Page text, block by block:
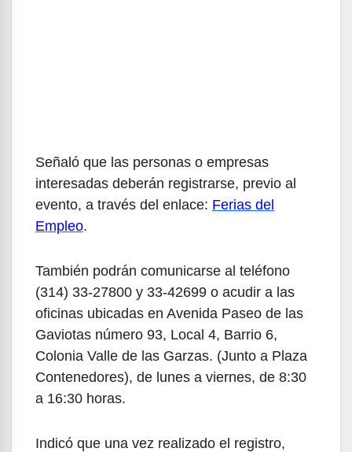
Señaló que las personas o empresas
interesadas deberán registrarse, previo al
evento, a través del enlace: Ferias del
Empleo.
También podrán comunicarse al teléfono
(314) 33-27800 y 33-42699 o acudir a las
oficinas ubicadas en Avenida Paseo de las
Gaviotas número 93, Local 4, Barrio 6,
Colonia Valle de las Garzas. (Junto a Plaza
Contenedores), de lunes a viernes, de 8:30
a 16:30 horas.
Indicó que una vez realizado el registro,